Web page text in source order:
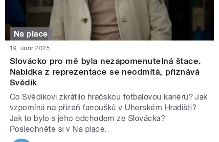
Na place
19. únor 2025
Slovácko pro mě byla nezapomenutelná štace.
Nabídka z reprezentace se neodmítá, přiznává
Svědík
Co Svědíkovi zkrátilo hráčskou fotbalovou kariéru? Jak
vzpomíná na přízeň fanoušků v Uherském Hradišti?
Jak to bylo s jeho odchodem ze Slovácka?
Poslechněte si v Na place.